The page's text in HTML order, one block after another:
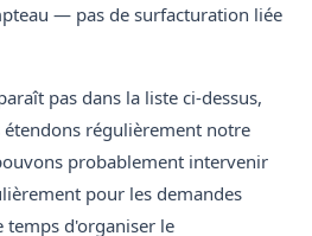
— pas de surfacturation liée
pas dans la liste ci-dessus,
régulièrement notre
probablement intervenir
pour les demandes
temps d'organiser le